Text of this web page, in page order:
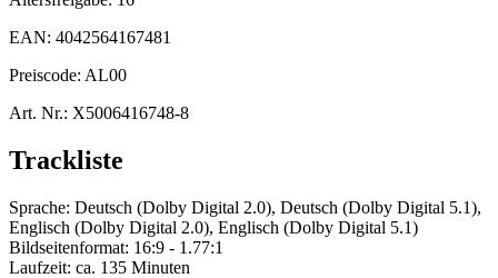
EAN: 4042564167481
Preiscode: AL00
Art. Nr.: X5006416748-8
Trackliste
Sprache: Deutsch (Dolby Digital 2.0), Deutsch (Dolby Digital 5.1),
Englisch (Dolby Digital 2.0), Englisch (Dolby Digital 5.1)
Bildseitenformat: 16:9 - 1.77:1
Laufzeit: ca. 135 Minuten